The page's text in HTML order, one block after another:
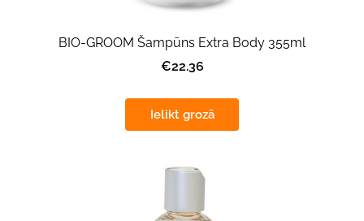
BIO-GROOM Šampūns Extra Body 355ml
€22.36
Ielikt grozā